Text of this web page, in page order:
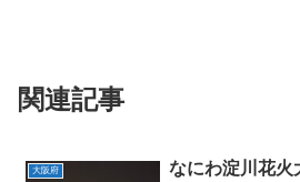
関連記事
大阪府 なにわ淀川花火